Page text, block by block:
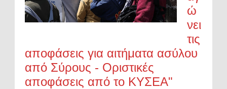
ώ
νει
τις
αποφάσεις για αιτήματα ασύλου
από Σύρους - Οριστικές
αποφάσεις από το ΚΥΣΕΑ"